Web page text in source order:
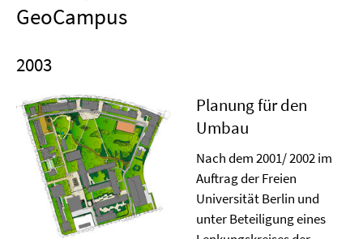
GeoCampus
2003
Planung für den
Umbau
Nach dem 2001/ 2002 im
Auftrag der Freien
Universität Berlin und
unter Beteiligung eines